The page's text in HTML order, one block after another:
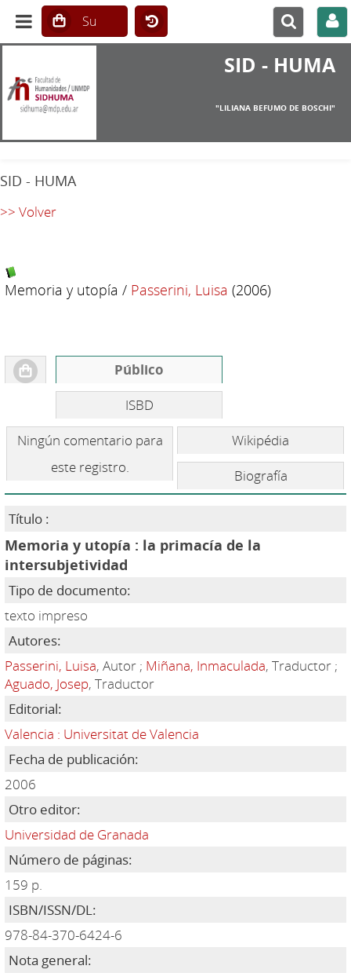
SID - HUMA
"LILIANA BEFUMO DE BOSCHI"
SID - HUMA
>> Volver
Memoria y utopía / Passerini, Luisa (2006)
Público
ISBD
Ningún comentario para
este registro.
Wikipédia
Biografía
Título :
Memoria y utopía : la primacía de la
intersubjetividad
Tipo de documento:
texto impreso
Autores:
Passerini, Luisa, Autor ; Miñana, Inmaculada, Traductor ;
Aguado, Josep, Traductor
Editorial:
Valencia : Universitat de Valencia
Fecha de publicación:
2006
Otro editor:
Universidad de Granada
Número de páginas:
159 p.
ISBN/ISSN/DL:
978-84-370-6424-6
Nota general: